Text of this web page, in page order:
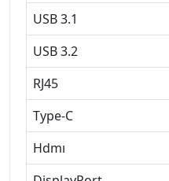
USB 3.1
USB 3.2
RJ45
Type-C
Hdmı